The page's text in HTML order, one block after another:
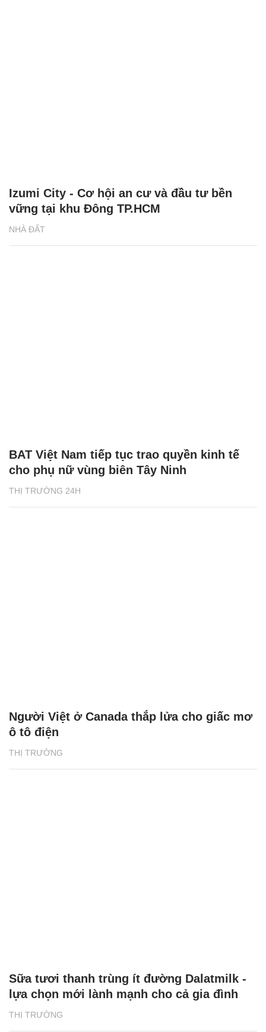
NHÀ ĐẤT
Izumi City - Cơ hội an cư và đầu tư bền
vững tại khu Đông TP.HCM
THỊ TRƯỜNG 24H
BAT Việt Nam tiếp tục trao quyền kinh tế
cho phụ nữ vùng biên Tây Ninh
THỊ TRƯỜNG
Người Việt ở Canada thắp lửa cho giấc mơ
ô tô điện
THỊ TRƯỜNG
Sữa tươi thanh trùng ít đường Dalatmilk -
lựa chọn mới lành mạnh cho cả gia đình